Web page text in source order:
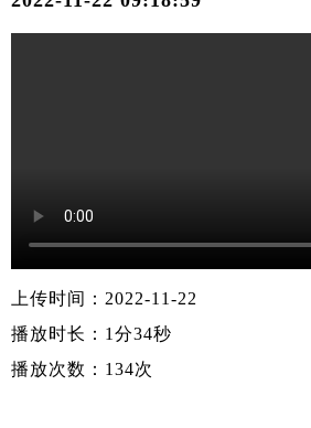
上传时间：2022-11-22
播放时长：1分34秒
播放次数：134次